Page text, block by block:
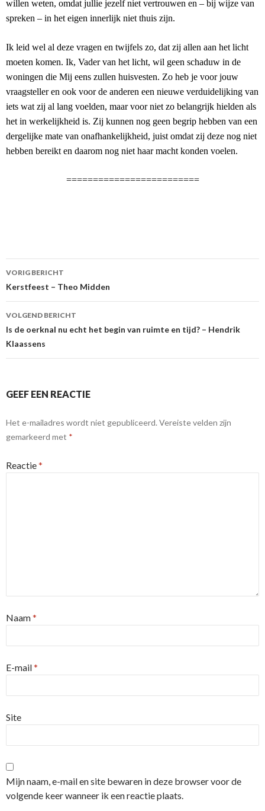
willen weten, omdat jullie jezelf niet vertrouwen en – bij wijze van
spreken – in het eigen innerlijk niet thuis zijn.
Ik leid wel al deze vragen en twijfels zo, dat zij allen aan het licht
moeten komen. Ik, Vader van het licht, wil geen schaduw in de
woningen die Mij eens zullen huisvesten. Zo heb je voor jouw
vraagsteller en ook voor de anderen een nieuwe verduidelijking van
iets wat zij al lang voelden, maar voor niet zo belangrijk hielden als
het in werkelijkheid is. Zij kunnen nog geen begrip hebben van een
dergelijke mate van onafhankelijkheid, juist omdat zij deze nog niet
hebben bereikt en daarom nog niet haar macht konden voelen.
=========================
Berichtnavigatie
VORIG BERICHT
Kerstfeest – Theo Midden
VOLGEND BERICHT
Is de oerknal nu echt het begin van ruimte en tijd? – Hendrik
Klaassens
GEEF EEN REACTIE
Het e-mailadres wordt niet gepubliceerd. Vereiste velden zijn
gemarkeerd met *
Reactie*
Naam*
E-mail*
Site
Mijn naam, e-mail en site bewaren in deze browser voor de
volgende keer wanneer ik een reactie plaats.